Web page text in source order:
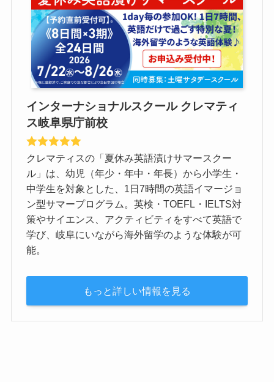
インターナショナルスクール クレマティ
ス岐阜県庁前校
クレマティスの「夏休み英語漬けサマースクー
ル」は、幼児（年少・年中・年長）から小学生・
中学生を対象とした、1日7時間の英語イマージョ
ン型サマープログラム。英検・TOEFL・IELTS対
策やサイエンス、アクティビティをすべて英語で
学び、岐阜にいながら海外留学のような体験が可
能。
もっと詳しい情報を見る